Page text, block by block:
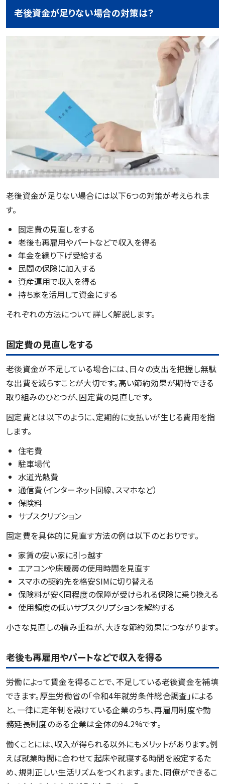
老後資金が足りない場合の対策は？
老後資金が足りない場合には以下6つの対策が考えられま
す。
固定費の見直しをする
老後も再雇用やパートなどで収入を得る
年金を繰り下げ受給する
民間の保険に加入する
資産運用で収入を得る
持ち家を活用して資金にする
それぞれの方法について詳しく解説します。
固定費の見直しをする
老後資金が不足している場合には、日々の支出を把握し無駄
な出費を減らすことが大切です。高い節約効果が期待できる
取り組みのひとつが、固定費の見直しです。
固定費とは以下のように、定期的に支払いが生じる費用を指
します。
住宅費
駐車場代
水道光熱費
通信費（インターネット回線、スマホなど）
保険料
サブスクリプション
固定費を具体的に見直す方法の例は以下のとおりです。
家賃の安い家に引っ越す
エアコンや床暖房の使用時間を見直す
スマホの契約先を格安SIMに切り替える
保険料が安く同程度の保障が受けられる保険に乗り換える
使用頻度の低いサブスクリプションを解約する
小さな見直しの積み重ねが、大きな節約効果につながります。
老後も再雇用やパートなどで収入を得る
労働によって賃金を得ることで、不足している老後資金を補填
できます。厚生労働省の「令和4年就労条件総合調査」による
と、一律に定年制を設けている企業のうち、再雇用制度や勤
務延長制度のある企業は全体の94.2%です。
働くことには、収入が得られる以外にもメリットがあります。例
えば就業時間に合わせて起床や就寝する時間を設定するた
め、規則正しい生活リズムをつくれます。また、同僚ができるこ